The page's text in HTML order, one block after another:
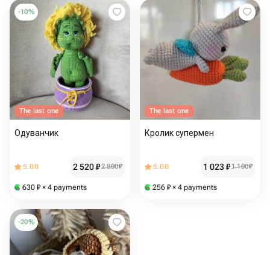
-10%
The last one
Одуванчик
5.00 2 520₽2 800₽
630 ₽ × 4 payments
The last one
Кролик супермен
5.00 1 023₽1 100₽
256 ₽ × 4 payments
-20%